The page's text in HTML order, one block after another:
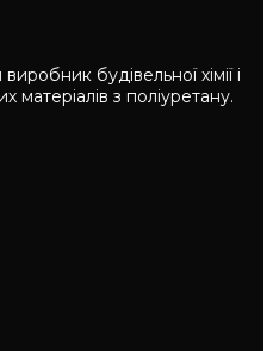
будівельної хімії і
матеріалів з поліуретану.